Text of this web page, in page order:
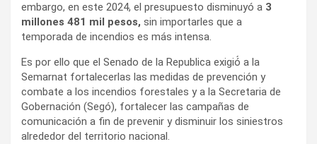
embargo, en este 2024, el presupuesto disminuyó a 3
millones 481 mil pesos, sin importarles que a
temporada de incendios es más intensa.
Es por ello que el Senado de la Republica exigió́ a la
Semarnat fortalecerlas las medidas de prevención y
combate a los incendios forestales y a la Secretaria de
Gobernación (Segó), fortalecer las campañas de
comunicación a fin de prevenir y disminuir los siniestros
alrededor del territorio nacional.